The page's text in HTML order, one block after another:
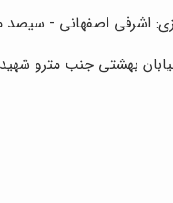
اصفهانی - سیصد متر پایین تر از